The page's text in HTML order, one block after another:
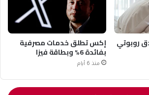
روبوتي إكس تطلق خدمات مصرفية
بفائدة 6% وبطاقة فيزا
منذ 6 أيام